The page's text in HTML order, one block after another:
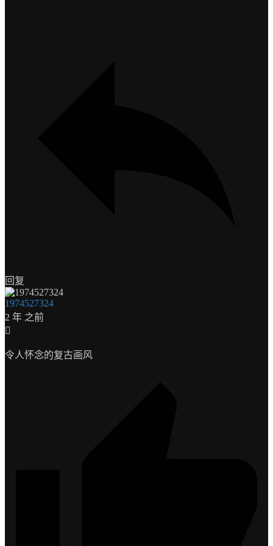
回复
1974527324
2 年 之前
令人怀念的复古画风